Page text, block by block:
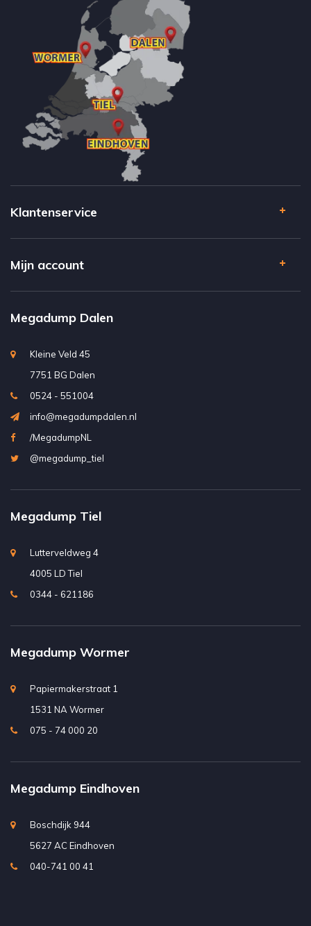
Klantenservice
Mijn account
Megadump Dalen
Kleine Veld 45
7751 BG Dalen
0524 - 551004
info@megadumpdalen.nl
/MegadumpNL
@megadump_tiel
Megadump Tiel
Lutterveldweg 4
4005 LD Tiel
0344 - 621186
Megadump Wormer
Papiermakerstraat 1
1531 NA Wormer
075 - 74 000 20
Megadump Eindhoven
Boschdijk 944
5627 AC Eindhoven
040-741 00 41